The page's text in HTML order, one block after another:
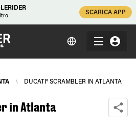
SCARICA APP
\ DUCATI® SCRAMBLER IN ATLANTA
in Atlanta